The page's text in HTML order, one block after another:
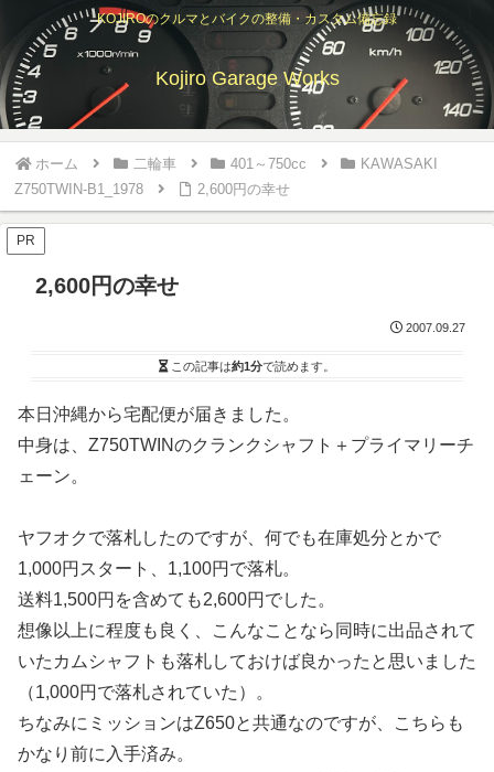
KOJIROのクルマとバイクの整備・カスタム備忘録
Kojiro Garage Works
ホーム 二輪車 401～750cc
KAWASAKI
Z750TWIN-B1_1978
2,600円の幸せ
PR
2,600円の幸せ
2007.09.27
この記事は約1分で読めます。
本日沖縄から宅配便が届きました。
中身は、Z750TWINのクランクシャフト＋プライマリーチ
ェーン。
ヤフオクで落札したのですが、何でも在庫処分とかで
1,000円スタート、1,100円で落札。
送料1,500円を含めても2,600円でした。
想像以上に程度も良く、こんなことなら同時に出品されて
いたカムシャフトも落札しておけば良かったと思いました
（1,000円で落札されていた）。
ちなみにミッションはZ650と共通なのですが、こちらも
かなり前に入手済み。